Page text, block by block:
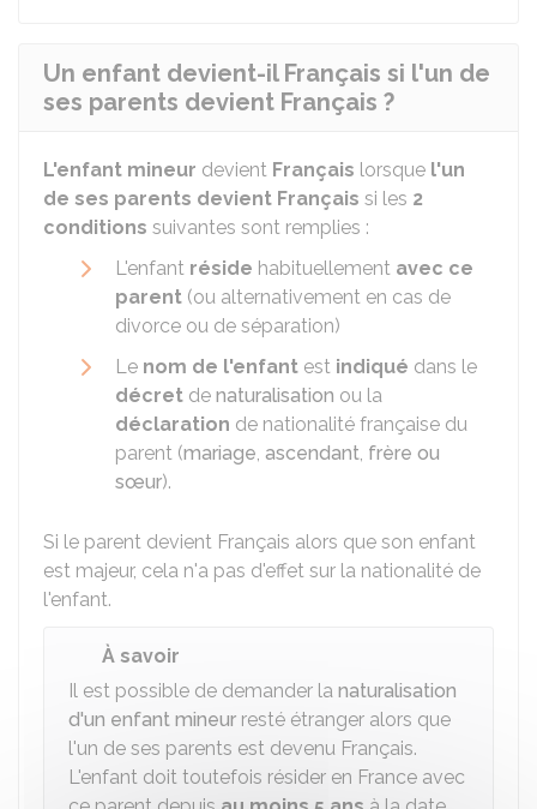
Un enfant devient-il Français si l'un de
ses parents devient Français ?
L'enfant mineur devient Français lorsque l'un
de ses parents devient Français si les 2
conditions suivantes sont remplies :
L'enfant réside habituellement avec ce
parent (ou alternativement en cas de
divorce ou de séparation)
Le nom de l'enfant est indiqué dans le
décret de naturalisation ou la
déclaration de nationalité française du
parent (mariage, ascendant, frère ou
sœur).
Si le parent devient Français alors que son enfant
est majeur, cela n'a pas d'effet sur la nationalité de
l'enfant.
À savoir
Il est possible de demander la naturalisation
d'un enfant mineur resté étranger alors que
l'un de ses parents est devenu Français.
L'enfant doit toutefois résider en France avec